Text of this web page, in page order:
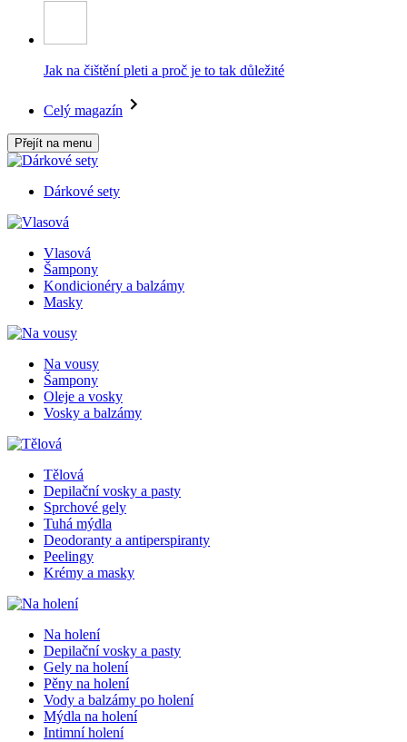
Jak na čištění pleti a proč je to tak důležité
Celý magazín
Přejít na menu
Dárkové sety
Vlasová
Šampony
Kondicionéry a balzámy
Masky
Na vousy
Šampony
Oleje a vosky
Vosky a balzámy
Tělová
Depilační vosky a pasty
Sprchové gely
Tuhá mýdla
Deodoranty a antiperspiranty
Peelingy
Krémy a masky
Na holení
Depilační vosky a pasty
Gely na holení
Pěny na holení
Vody a balzámy po holení
Mýdla na holení
Intimní holení